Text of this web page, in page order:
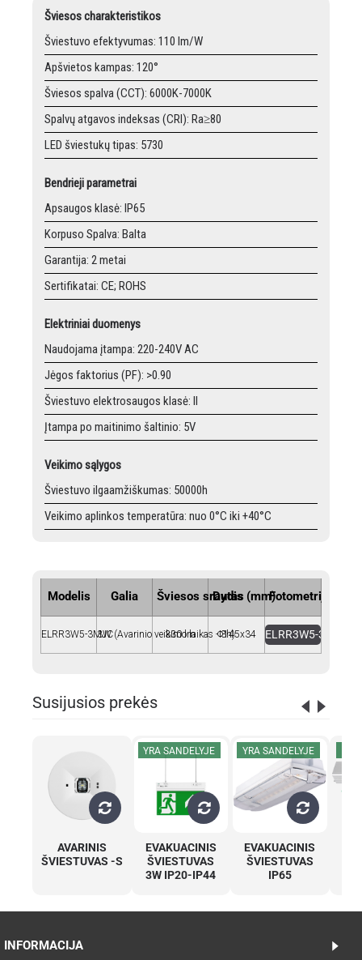
Šviesos charakteristikos
Šviestuvo efektyvumas: 110 lm/W
Apšvietos kampas: 120°
Šviesos spalva (CCT): 6000K-7000K
Spalvų atgavos indeksas (CRI): Ra≥80
LED šviestukų tipas: 5730
Bendrieji parametrai
Apsaugos klasė: IP65
Korpuso Spalva: Balta
Garantija: 2 metai
Sertifikatai: CE; ROHS
Elektriniai duomenys
Naudojama įtampa: 220-240V AC
Jėgos faktorius (PF): >0.90
Šviestuvo elektrosaugos klasė: II
Įtampa po maitinimo šaltinio: 5V
Veikimo sąlygos
Šviestuvo ilgaamžiškumas: 50000h
Veikimo aplinkos temperatūra: nuo 0°C iki +40°C
Modelis Galia Šviesos srautasDydis (mm)Fotometrija
ELRR3W5-3MJC3W (Avarinio veikimo laikas - 3h)
330 lm Φ145x34 ELRR3W5-
Susijusios prekės
AVARINIS
ŠVIESTUVAS -S
YRA SANDELYJE
EVAKUACINIS
ŠVIESTUVAS
3W IP20-IP44
YRA SANDELYJE
EVAKUACINIS
ŠVIESTUVAS
IP65
INFORMACIJA